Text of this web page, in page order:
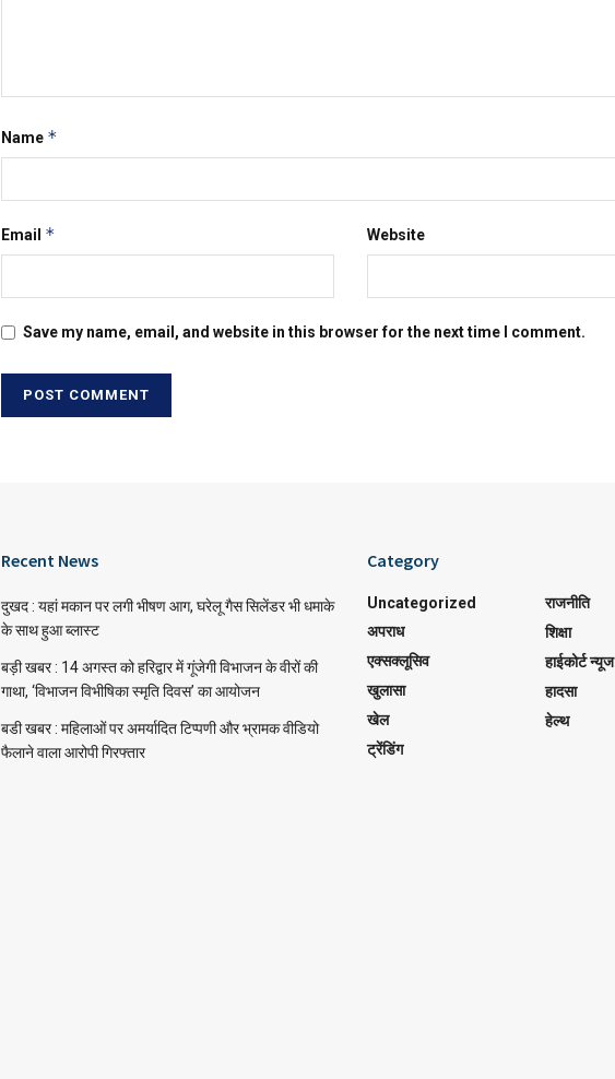
Name *
Email * Website
Save my name, email, and website in this browser for the next time I comment.
Recent News
दुखद : यहां मकान पर लगी भीषण आग, घरेलू गैस सिलेंडर भी धमाके
के साथ हुआ ब्लास्ट
बड़ी खबर : 14 अगस्त को हरिद्वार में गूंजेगी विभाजन के वीरों की
गाथा, ‘विभाजन विभीषिका स्मृति दिवस’ का आयोजन
बडी खबर : महिलाओं पर अमर्यादित टिप्पणी और भ्रामक वीडियो
फैलाने वाला आरोपी गिरफ्तार
Category
Uncategorized
अपराध
एक्सक्लूसिव
खुलासा
खेल
ट्रेंडिंग
राजनीति
शिक्षा
हाईकोर्ट न्यूज
हादसा
हेल्थ